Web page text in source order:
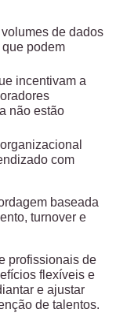
de dados
podem
incentivam a
não estão
com
baseada
turnover e
profissionais de
flexíveis e
e ajustar
de talentos.